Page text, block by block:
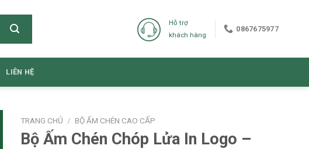
Hỗ trợ
khách hàng
0867675977
LIÊN HỆ
TRANG CHỦ / BỘ ẤM CHÉN CAO CẤP
Bộ Ấm Chén Chóp Lửa In Logo –